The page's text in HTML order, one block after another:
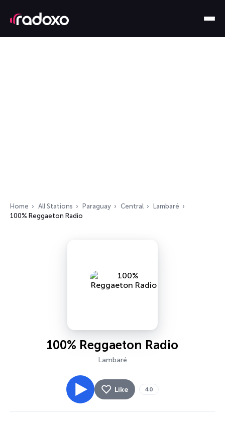
Home All Stations Paraguay Central
Lambaré
100% Reggaeton Radio
100% Reggaeton Radio
Lambaré
Like 40